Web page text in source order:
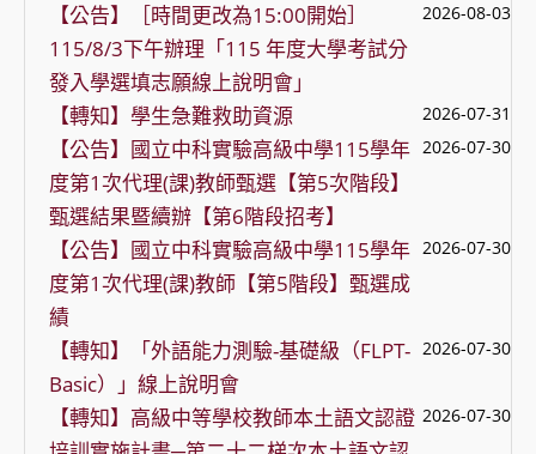
【公告】［時間更改為15:00開始］
115/8/3下午辦理「115 年度大學考試分
發入學選填志願線上說明會」
2026-08-03
【轉知】學生急難救助資源 2026-07-31
【公告】國立中科實驗高級中學115學年
度第1次代理(課)教師甄選【第5次階段】
甄選結果暨續辦【第6階段招考】
2026-07-30
【公告】國立中科實驗高級中學115學年
度第1次代理(課)教師【第5階段】甄選成
績
2026-07-30
【轉知】「外語能力測驗-基礎級（FLPT-
Basic）」線上說明會
2026-07-30
【轉知】高級中等學校教師本土語文認證 2026-07-30